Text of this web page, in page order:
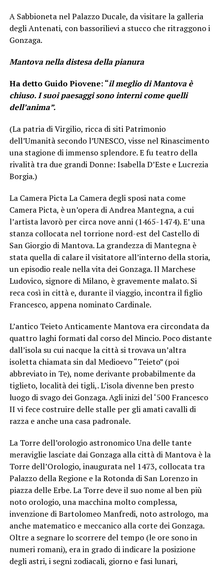
A Sabbioneta nel Palazzo Ducale, da visitare la galleria
degli Antenati, con bassorilievi a stucco che ritraggono i
Gonzaga.
Mantova nella distesa della pianura
Ha detto Guido Piovene: “il meglio di Mantova è
chiuso. I suoi paesaggi sono interni come quelli
dell’anima”.
(La patria di Virgilio, ricca di siti Patrimonio
dell’Umanità secondo l’UNESCO, visse nel Rinascimento
una stagione di immenso splendore. E fu teatro della
rivalità tra due grandi Donne: Isabella D’Este e Lucrezia
Borgia.)
La Camera PictaLa Camera degli sposi nata come
Camera Picta, è un’opera di Andrea Mantegna, a cui
l’artista lavorò per circa nove anni (1465-1474). E’ una
stanza collocata nel torrione nord-est del Castello di
San Giorgio di Mantova. La grandezza di Mantegna è
stata quella di calare il visitatore all’interno della storia,
un episodio reale nella vita dei Gonzaga. Il Marchese
Ludovico, signore di Milano, è gravemente malato. Si
reca così in città e, durante il viaggio, incontra il figlio
Francesco, appena nominato Cardinale.
L’antico TeietoAnticamente Mantova era circondata da
quattro laghi formati dal corso del Mincio. Poco distante
dall’isola su cui nacque la città si trovava un’altra
isoletta chiamata sin dal Medioevo “Teieto” (poi
abbreviato in Te), nome derivante probabilmente da
tiglieto, località dei tigli,. L’isola divenne ben presto
luogo di svago dei Gonzaga. Agli inizi del ‘500 Francesco
II vi fece costruire delle stalle per gli amati cavalli di
razza e anche una casa padronale.
La Torre dell’orologio astronomicoUna delle tante
meraviglie lasciate dai Gonzaga alla città di Mantova è la
Torre dell’Orologio, inaugurata nel 1473, collocata tra
Palazzo della Regione e la Rotonda di San Lorenzo in
piazza delle Erbe. La Torre deve il suo nome al ben più
noto orologio, una macchina molto complessa,
invenzione di Bartolomeo Manfredi, noto astrologo, ma
anche matematico e meccanico alla corte dei Gonzaga.
Oltre a segnare lo scorrere del tempo (le ore sono in
numeri romani), era in grado di indicare la posizione
degli astri, i segni zodiacali, giorno e fasi lunari,